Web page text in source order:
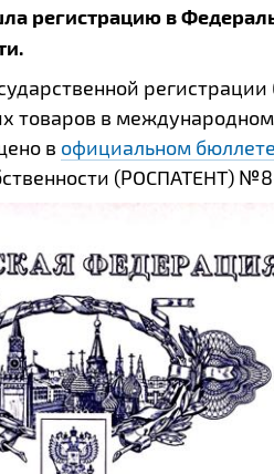
регистрацию в
товаров в
в официальном
(РОСПАТЕНТ)